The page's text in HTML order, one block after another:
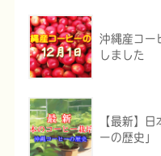
沖縄産コー
しました
【最新】
ーの歴史」